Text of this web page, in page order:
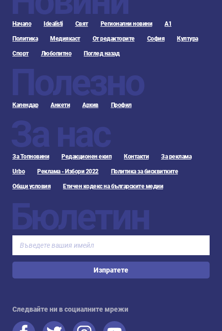
Начало Idealisti Свят Регионални новини А1
Политика Медиякаст От редакторите София Култура
Спорт Любопитно Поглед назад
Полезно
Календар Анкети Архив Профил
За нас
За Топновини Редакционен екип Контакти За реклама
Urbo Реклама - Избори 2022 Политика за бисквитките
Общи условия Етичен кодекс на българските медии
Бюлетин
Изпратете
Следвайте ни в социалните мрежи